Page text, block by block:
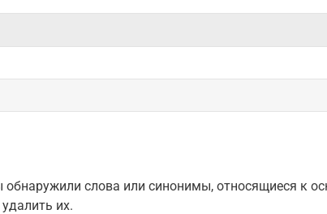
слова или синонимы, относящиеся к
их.